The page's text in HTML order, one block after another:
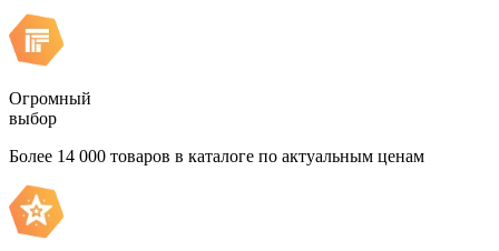
Огромный
выбор
Более 14 000 товаров в каталоге по актуальным ценам